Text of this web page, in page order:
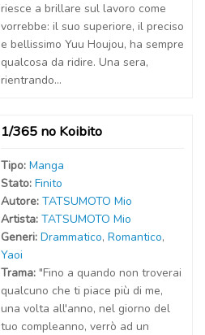
riesce a brillare sul lavoro come
vorrebbe: il suo superiore, il preciso
e bellissimo Yuu Houjou, ha sempre
qualcosa da ridire. Una sera,
rientrando...
1/365 no Koibito
Tipo: Manga
Stato: Finito
Autore: TATSUMOTO Mio
Artista: TATSUMOTO Mio
Generi: Drammatico, Romantico,
Yaoi
Trama: "Fino a quando non troverai
qualcuno che ti piace più di me,
una volta all'anno, nel giorno del
tuo compleanno, verrò ad un